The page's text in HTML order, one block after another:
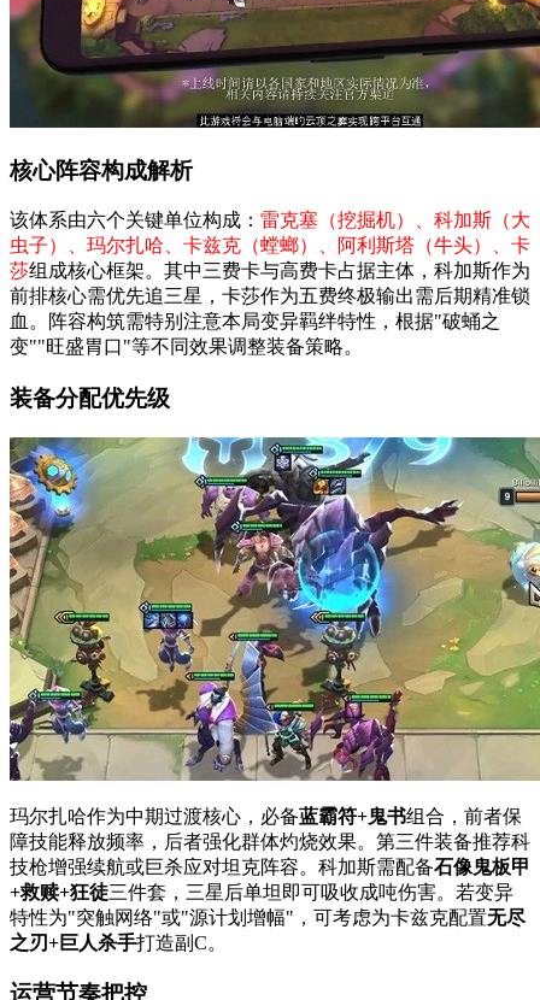
核心阵容构成解析
该体系由六个关键单位构成： 雷克塞（挖掘机）、科加斯（大
虫子）、玛尔扎哈、卡兹克（螳螂）、阿利斯塔（牛头）、卡
莎组成核心框架。其中三费卡与高费卡占据主体，科加斯作为
前排核心需优先追三星，卡莎作为五费终极输出需后期精准锁
血。阵容构筑需特别注意本局变异羁绊特性，根据"破蛹之
变""旺盛胃口"等不同效果调整装备策略。
装备分配优先级
玛尔扎哈作为中期过渡核心，必备蓝霸符+鬼书组合，前者保
障技能释放频率，后者强化群体灼烧效果。第三件装备推荐科
技枪增强续航或巨杀应对坦克阵容。科加斯需配备石像鬼板甲
+救赎+狂徒三件套，三星后单坦即可吸收成吨伤害。若变异
特性为"突触网络"或"源计划增幅"，可考虑为卡兹克配置无尽
之刃+巨人杀手打造副C。
运营节奏把控